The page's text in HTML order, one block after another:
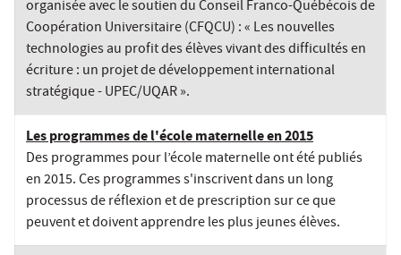
organisée avec le soutien du Conseil Franco-Québécois de
Coopération Universitaire (CFQCU) : « Les nouvelles
technologies au profit des élèves vivant des difficultés en
écriture : un projet de développement international
stratégique - UPEC/UQAR ».
Les programmes de l'école maternelle en 2015
Des programmes pour l’école maternelle ont été publiés
en 2015. Ces programmes s'inscrivent dans un long
processus de réflexion et de prescription sur ce que
peuvent et doivent apprendre les plus jeunes élèves.